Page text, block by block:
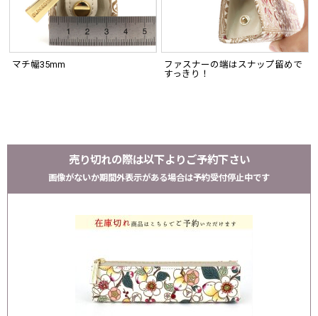
マチ幅35mm
ファスナーの端はスナップ留めで
すっきり！
売り切れの際は以下よりご予約下さい
画像がないか期間外表示がある場合は予約受付停止中です